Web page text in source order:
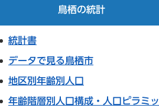
鳥栖の統計
統計書
データで見る鳥栖市
地区別年齢別人口
年齢階層別人口構成・人口ピラミッ